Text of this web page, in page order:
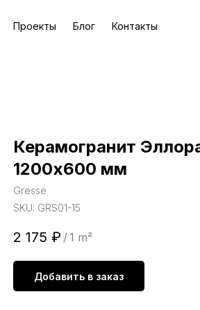
Проекты Блог Контакты
Керамогранит
1200х600 мм
Gresse
SKU: GRS01-15
2 175 ₽ /1 m²
Добавить в заказ